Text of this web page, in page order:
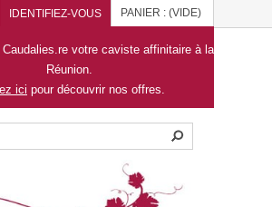
IDENTIFIEZ-VOUS PANIER : (VIDE)
votre caviste affinitaire à la
Réunion.
ici pour découvrir nos offres.